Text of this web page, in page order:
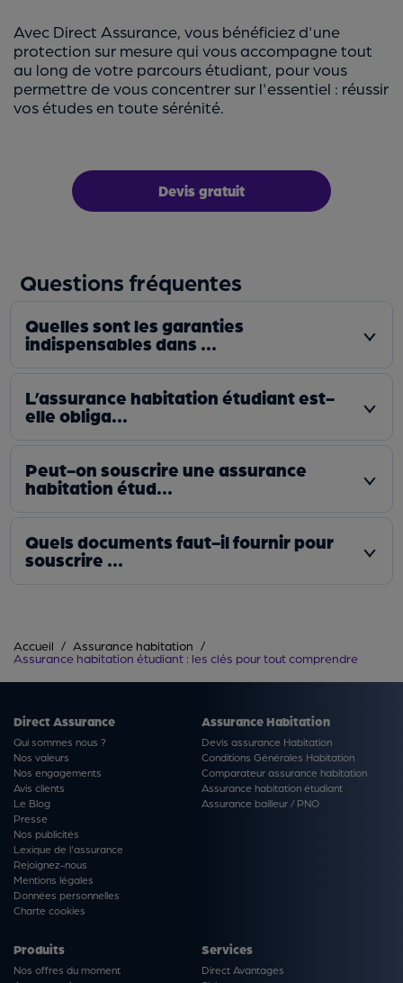
Avec Direct Assurance, vous bénéficiez d'une
protection sur mesure qui vous accompagne tout
au long de votre parcours étudiant, pour vous
permettre de vous concentrer sur l'essentiel : réussir
vos études en toute sérénité.
Devis gratuit
Questions fréquentes
Quelles sont les garanties
indispensables dans ...
L’assurance habitation étudiant est-
elle obliga...
Peut-on souscrire une assurance
habitation étud...
Quels documents faut-il fournir pour
souscrire ...
Accueil
Assurance habitation
Assurance habitation étudiant : les clés pour tout comprendre
Direct Assurance
Qui sommes nous ?
Nos valeurs
Nos engagements
Avis clients
Le Blog
Presse
Nos publicités
Lexique de l'assurance
Rejoignez-nous
Mentions légales
Données personnelles
Charte cookies
Assurance Habitation
Devis assurance Habitation
Conditions Générales Habitation
Comparateur assurance habitation
Assurance habitation étudiant
Assurance bailleur / PNO
Produits
Nos offres du moment
Services
Direct Avantages